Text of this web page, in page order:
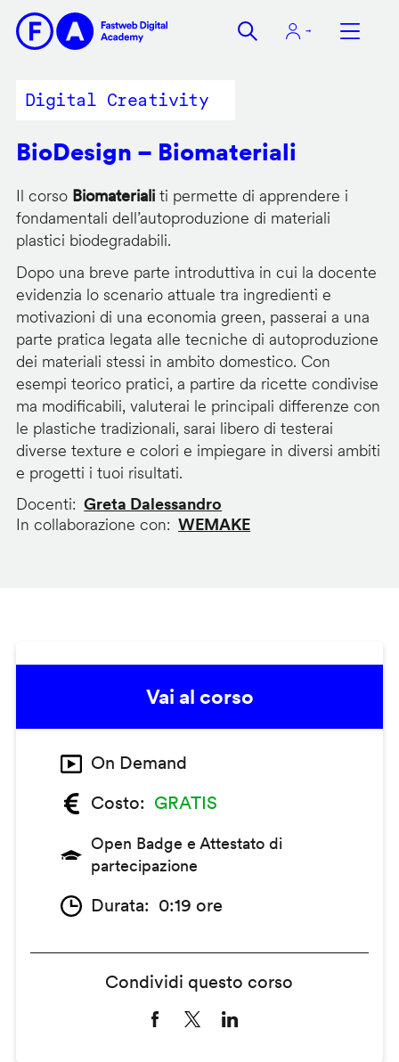
contenuto
Digital Creativity
BioDesign – Biomateriali
Il corso Biomaterialiti permette di apprendere i
fondamentali dell’autoproduzione di materiali
plastici biodegradabili.
Dopo una breve parte introduttiva in cui la docente
evidenzia lo scenario attuale tra ingredienti e
motivazioni di una economia green, passerai a una
parte pratica legata alle tecniche di autoproduzione
dei materiali stessi in ambito domestico. Con
esempi teorico pratici, a partire da ricette condivise
ma modificabili, valuterai le principali differenze con
le plastiche tradizionali, sarai libero di testerai
diverse texture e colori e impiegare in diversi ambiti
e progetti i tuoi risultati.
Docenti
Greta Dalessandro
In collaborazione con
WEMAKE
Vai al corso
On Demand
Costo
GRATIS
Open Badge e Attestato di
partecipazione
Durata 0:19 ore
Condividi questo corso